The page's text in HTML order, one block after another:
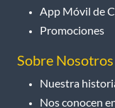
App Móvil de
Promociones
Sobre Nosotros
Nuestra
Nos conocen